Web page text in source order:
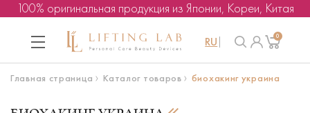
100% оригинальная продукция из Японии, Кореи, Китая
RU 0
Главная страница Каталог товаров биохакинг украина